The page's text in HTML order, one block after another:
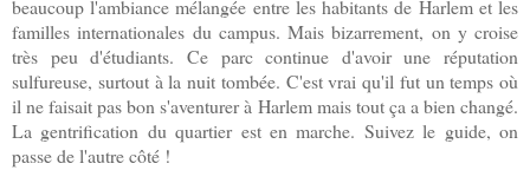
beaucoup l'ambiance mélangée entre les habitants de Harlem et les
familles internationales du campus. Mais bizarrement, on y croise
très peu d'étudiants. Ce parc continue d'avoir une réputation
sulfureuse, surtout à la nuit tombée. C'est vrai qu'il fut un temps où
il ne faisait pas bon s'aventurer à Harlem mais tout ça a bien changé.
La gentrification du quartier est en marche. Suivez le guide, on
passe de l'autre côté !